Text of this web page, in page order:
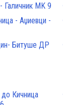
MK 9
- Аџиевци -
Битуше ДР
Кичница